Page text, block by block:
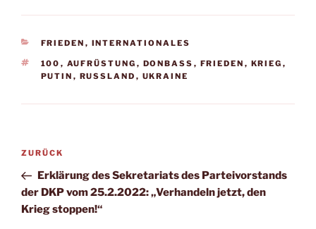
FRIEDEN , INTERNATIONALES
100 , AUFRÜSTUNG , DONBASS , FRIEDEN , KRIEG ,
PUTIN , RUSSLAND , UKRAINE
ZURÜCK
Erklärung des Sekretariats des Parteivorstands
der DKP vom 25.2.2022: „Verhandeln jetzt, den
Krieg stoppen!“